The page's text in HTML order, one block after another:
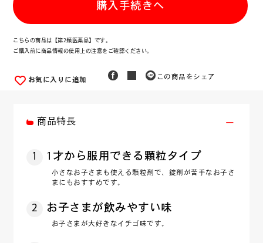
購入手続きへ
こちらの商品は【第2類医薬品】です。
ご購入前に商品情報の使用上の注意をご確認ください。
お気に入りに追加 この商品をシェア
商品特長
1 1才から服用できる顆粒タイプ
小さなお子さまも使える顆粒剤で、錠剤が苦手なお子さ
まにもおすすめです。
2 お子さまが飲みやすい味
お子さまが大好きなイチゴ味です。